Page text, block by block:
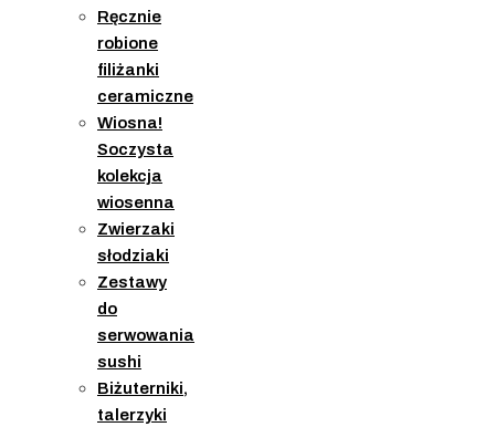
Ręcznie
robione
filiżanki
ceramiczne
Wiosna!
Soczysta
kolekcja
wiosenna
Zwierzaki
słodziaki
Zestawy
do
serwowania
sushi
Biżuterniki,
talerzyki